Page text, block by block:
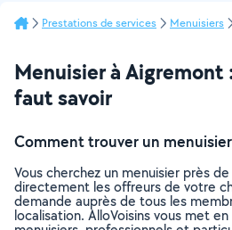
Prestations de services Menuisiers
Menuisier à Aigremont
faut savoir
Comment trouver un
Vous cherchez un menuisier près
directement les offreurs de votre
demande auprès de tous les
localisation. AlloVoisins vous met